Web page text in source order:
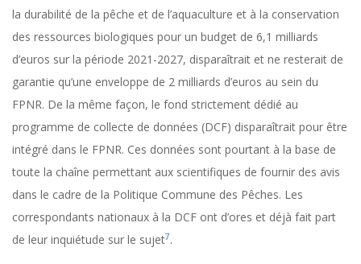
la durabilité de la pêche et de l’aquaculture et à la conservation
des ressources biologiques pour un budget de 6,1 milliards
d’euros sur la période 2021-2027, disparaîtrait et ne resterait de
garantie qu’une enveloppe de 2 milliards d’euros au sein du
FPNR. De la même façon, le fond strictement dédié au
programme de collecte de données (DCF) disparaîtrait pour être
intégré dans le FPNR. Ces données sont pourtant à la base de
toute la chaîne permettant aux scientifiques de fournir des avis
dans le cadre de la Politique Commune des Pêches. Les
correspondants nationaux à la DCF ont d’ores et déjà fait part
de leur inquiétude sur le sujet7.